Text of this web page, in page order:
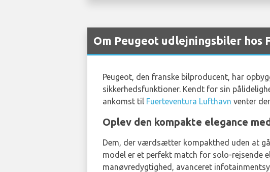
Om Peugeot udlejningsbiler
Peugeot, den franske bilproducent, har
sikkerhedsfunktioner. Kendt for sin
ankomst til Fuerteventura Lufthavn venter
Oplev den kompakte elegance
Dem, der værdsætter kompakthed uden at
model er et perfekt match for solo-rejsende
manøvredygtighed, avanceret